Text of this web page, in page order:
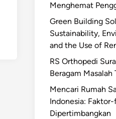
Menghemat
Green Building
Sustainability,
and the Use of
RS Orthopedi
Beragam Masalah
Mencari Rumah
Indonesia:
Dipertimbangkan